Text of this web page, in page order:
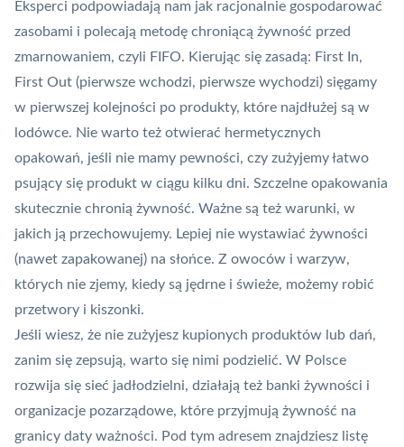
Eksperci podpowiadają nam jak racjonalnie gospodarować
zasobami i polecają metodę chroniącą żywność przed
zmarnowaniem, czyli FIFO. Kierując się zasadą: First In,
First Out (pierwsze wchodzi, pierwsze wychodzi) sięgamy
w pierwszej kolejności po produkty, które najdłużej są w
lodówce. Nie warto też otwierać hermetycznych
opakowań, jeśli nie mamy pewności, czy zużyjemy łatwo
psujący się produkt w ciągu kilku dni. Szczelne opakowania
skutecznie chronią żywność. Ważne są też warunki, w
jakich ją przechowujemy. Lepiej nie wystawiać żywności
(nawet zapakowanej) na słońce. Z owoców i warzyw,
których nie zjemy, kiedy są jędrne i świeże, możemy robić
przetwory i kiszonki.
Jeśli wiesz, że nie zużyjesz kupionych produktów lub dań,
zanim się zepsują, warto się nimi podzielić. W Polsce
rozwija się sieć jadłodzielni, działają też banki żywności i
organizacje pozarządowe, które przyjmują żywność na
granicy daty ważności. Pod tym adresem znajdziesz listę